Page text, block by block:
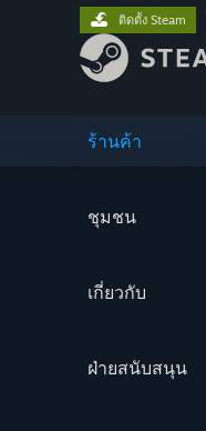
ร้านค้า
ชุมชน
เกี่ยวกับ
ฝ่ายสนับสนุน
ติดตั้ง Steam